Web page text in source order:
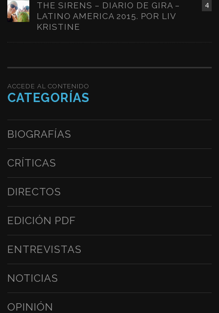
4
THE SIRENS – DIARIO DE GIRA –
LATINO AMERICA 2015. POR LIV
KRISTINE
ACCEDE AL CONTENIDO
CATEGORÍAS
BIOGRAFÍAS
CRÍTICAS
DIRECTOS
EDICIÓN PDF
ENTREVISTAS
NOTICIAS
OPINIÓN